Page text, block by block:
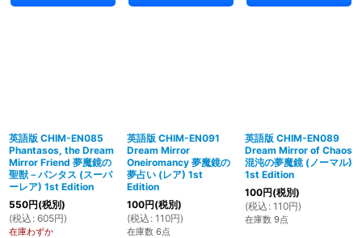
英語版 CHIM-EN085
Phantasos, the Dream
Mirror Friend 夢魔鏡の
聖獣－パンタス (スーパ
ーレア) 1st Edition
550円(税別)
(税込 : 605円)
在庫わずか
英語版 CHIM-EN091
Dream Mirror
Oneiromancy 夢魔鏡の
夢占い (レア) 1st
Edition
100円(税別)
(税込 : 110円)
在庫数 6点
英語版 CHIM-EN089
Dream Mirror of Chaos
混沌の夢魔鏡 (ノーマル)
1st Edition
100円(税別)
(税込 : 110円)
在庫数 9点